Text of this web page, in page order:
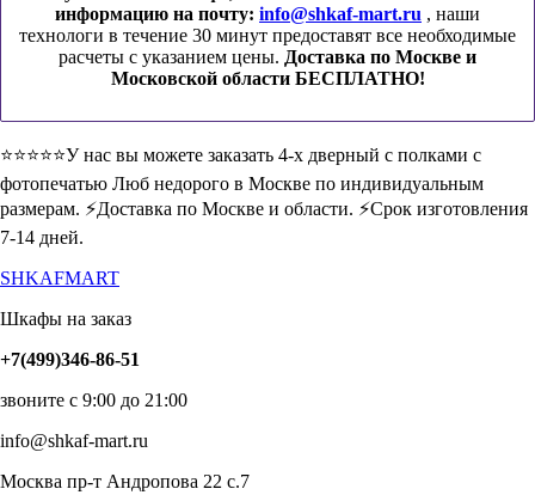
информацию на почту: info@shkaf-mart.ru , наши
технологи в течение 30 минут предоставят все необходимые
расчеты с указанием цены. Доставка по Москве и
Московской области БЕСПЛАТНО!
⭐️⭐️⭐️⭐️⭐️У нас вы можете заказать 4-х дверный с полками с
фотопечатью Люб недорого в Москве по индивидуальным
размерам. ⚡️Доставка по Москве и области. ⚡️Срок изготовления
7-14 дней.
SHKAFMART
Шкафы на заказ
+7(499)346-86-51
звоните с 9:00 до 21:00
info@shkaf-mart.ru
Москва пр-т Андропова 22 с.7